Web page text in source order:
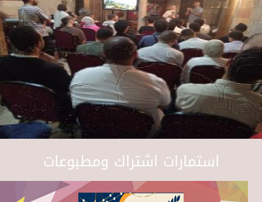
استمارات اشتراك ومطبوعات